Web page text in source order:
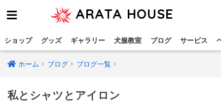
ARATA HOUSE
ショップ グッズ ギャラリー 犬服教室 ブログ サービス
ホーム ブログ ブログ一覧
私とシャツとアイロン